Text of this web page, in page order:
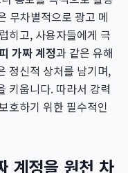
무차별적으로 광고 메
히고, 사용자들에게 극
가짜 계정과 같은 유해
정신적 상처를 남기며,
키웁니다. 따라서 강력
호하기 위한 필수적인
계정을 원천 차